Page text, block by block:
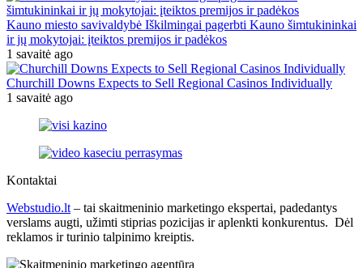
Kauno miesto savivaldybė Iškilmingai pagerbti Kauno šimtukininkai
ir jų mokytojai: įteiktos premijos ir padėkos
1 savaitė ago
Churchill Downs Expects to Sell Regional Casinos Individually
1 savaitė ago
Kontaktai
Webstudio.lt – tai skaitmeninio marketingo ekspertai, padedantys
verslams augti, užimti stiprias pozicijas ir aplenkti konkurentus. Dėl
reklamos ir turinio talpinimo kreiptis.